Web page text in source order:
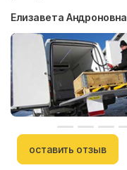
Елизавета Андроновна
оставить отзыв